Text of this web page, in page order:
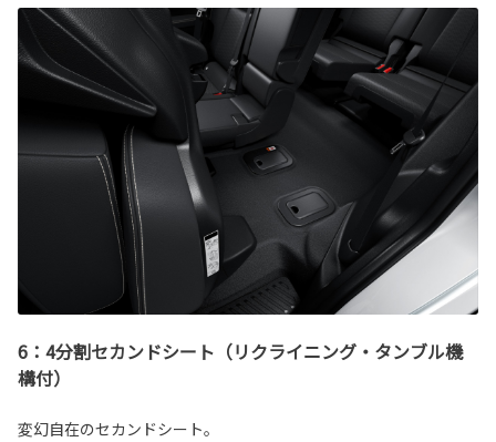
6：4分割セカンドシート（リクライニング・タンブル機
構付）
変幻自在のセカンドシート。